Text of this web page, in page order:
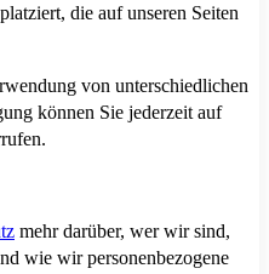
die auf unseren Seiten
von unterschiedlichen
können Sie jederzeit auf
mehr darüber, wer wir sind,
wie wir personenbezogene